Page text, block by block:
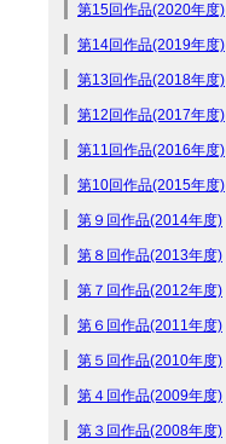
第15回作品(2020年度)
第14回作品(2019年度)
第13回作品(2018年度)
第12回作品(2017年度)
第11回作品(2016年度)
第10回作品(2015年度)
第９回作品(2014年度)
第８回作品(2013年度)
第７回作品(2012年度)
第６回作品(2011年度)
第５回作品(2010年度)
第４回作品(2009年度)
第３回作品(2008年度)